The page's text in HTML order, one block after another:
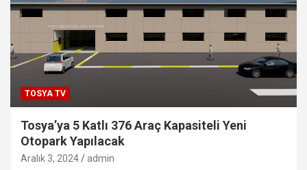
TOSYA TV
Tosya’ya 5 Katlı 376 Araç Kapasiteli Yeni
Otopark Yapılacak
Aralık 3, 2024 admin